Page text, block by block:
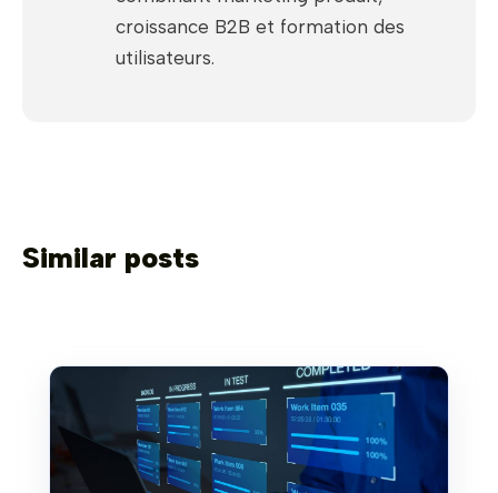
croissance B2B et formation des
utilisateurs.
Similar posts